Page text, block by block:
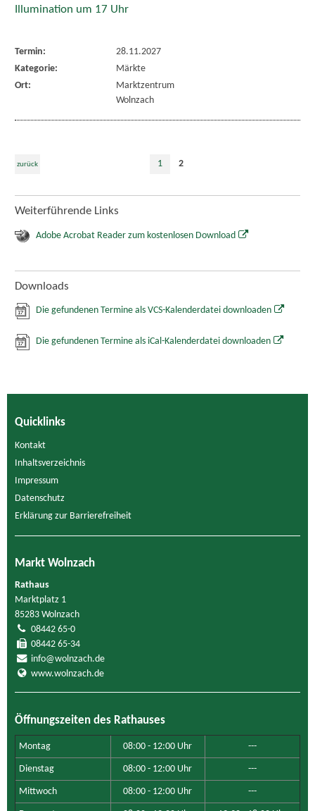
Illumination um 17 Uhr
Termin:
28.11.2027
Kategorie:
Märkte
Ort:
Marktzentrum
Wolnzach
zurück 1 2
Weiterführende Links
Adobe Acrobat Reader zum kostenlosen Download
Downloads
Die gefundenen Termine als VCS-Kalenderdatei downloaden
Die gefundenen Termine als iCal-Kalenderdatei downloaden
Quicklinks
Kontakt
Inhaltsverzeichnis
Impressum
Datenschutz
Erklärung zur Barrierefreiheit
Markt Wolnzach
Rathaus
Marktplatz 1
85283 Wolnzach
08442 65-0
08442 65-34
info@wolnzach.de
www.wolnzach.de
Öffnungszeiten des Rathauses
Montag 08:00 - 12:00 Uhr ---
Dienstag 08:00 - 12:00 Uhr ---
Mittwoch 08:00 - 12:00 Uhr ---